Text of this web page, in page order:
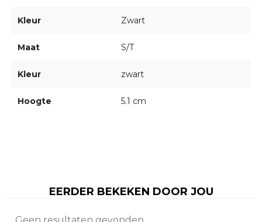
Kleur Zwart
Maat S/T
Kleur zwart
Hoogte 5.1 cm
EERDER BEKEKEN DOOR JOU